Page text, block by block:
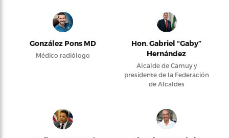
González Pons MD
Médico radiólogo
Hon. Gabriel “Gaby”
Hernández
Alcalde de Camuy y
presidente de la Federación
de Alcaldes